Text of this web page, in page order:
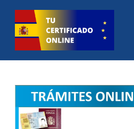
contenido